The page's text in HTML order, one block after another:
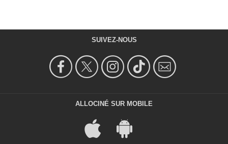
SUIVEZ-NOUS
ALLOCINÉ SUR MOBILE